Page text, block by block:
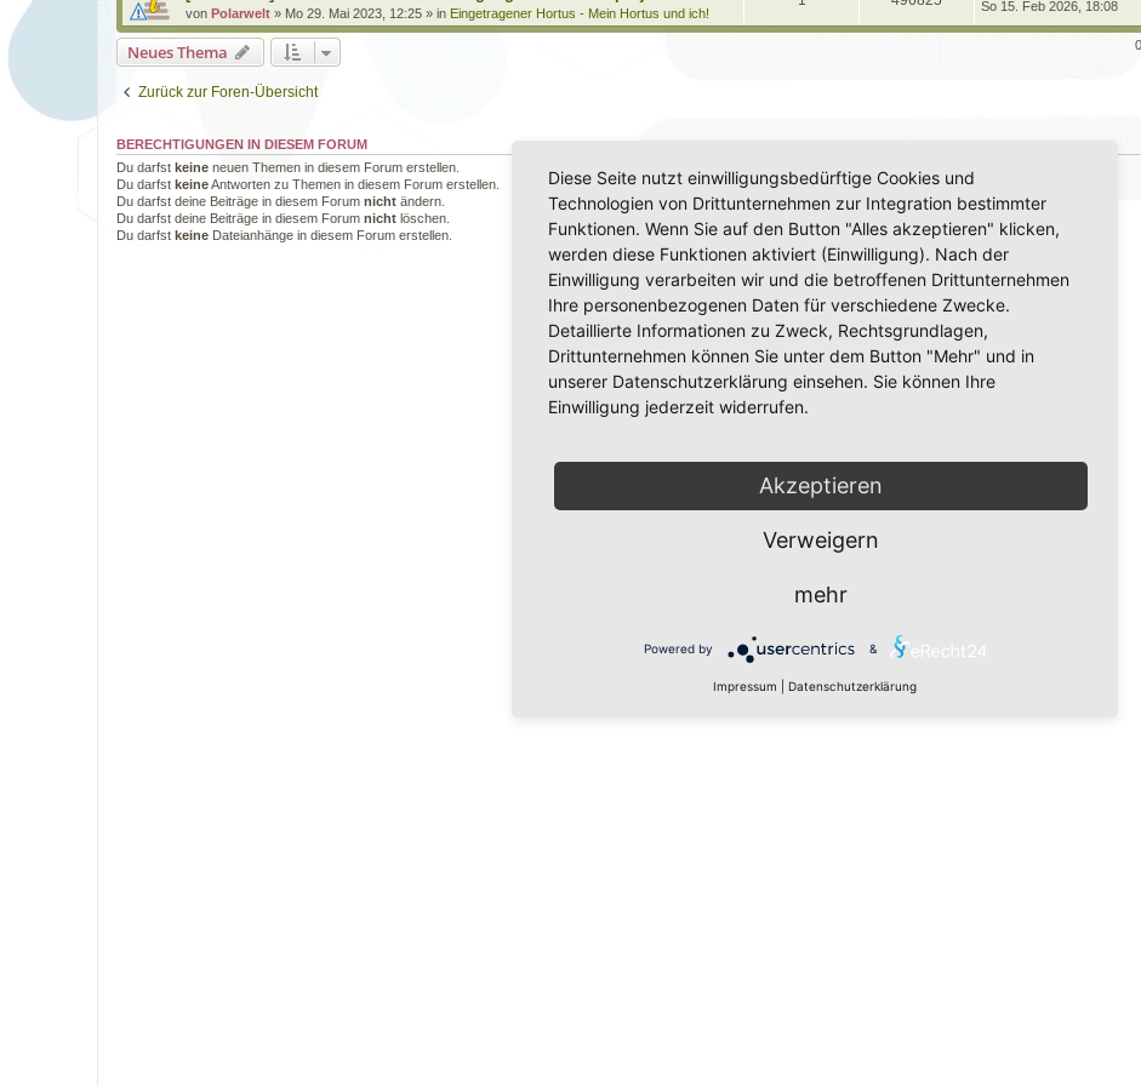
n
e
r
von Polarwelt » Mo 29. Mai 2023, 12:25 » in Eingetragener Hortus - Mein Hortus und ich!
n
t
e
n
u
e
e
z
So 15. Feb 2026, 18:08
Neues Thema
Zurück zur Foren-Übersicht
BERECHTIGUNGEN IN DIESEM FORUM
Du darfst keine neuen Themen in diesem Forum erstellen.
Du darfst keineAntworten zu Themen in diesem Forum erstellen.
Du darfst deine Beiträge in diesem Forum nicht ändern.
Du darfst deine Beiträge in diesem Forum nicht löschen.
Du darfst keine Dateianhänge in diesem Forum erstellen.
Diese Seite nutzt einwilligungsbedürftige Cookies und
Technologien von Drittunternehmen zur Integration bestimmter
Funktionen. Wenn Sie auf den Button "Alles akzeptieren" klicken,
werden diese Funktionen aktiviert (Einwilligung). Nach der
Einwilligung verarbeiten wir und die betroffenen Drittunternehmen
Ihre personenbezogenen Daten für verschiedene Zwecke.
Detaillierte Informationen zu Zweck, Rechtsgrundlagen,
Drittunternehmen können Sie unter dem Button "Mehr" und in
unserer Datenschutzerklärung einsehen. Sie können Ihre
Einwilligung jederzeit widerrufen.
Akzeptieren
Verweigern
mehr
Powered by &
Impressum Datenschutzerklärung